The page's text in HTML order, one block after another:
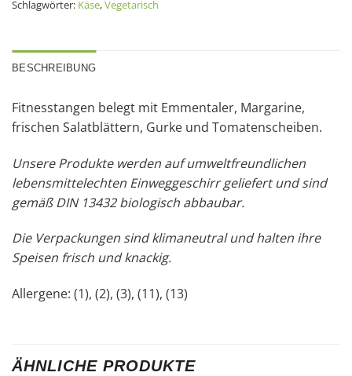
Schlagwörter: Käse,Vegetarisch
BESCHREIBUNG
Fitnesstangen belegt mit Emmentaler, Margarine,
frischen Salatblättern, Gurke und Tomatenscheiben.
Unsere Produkte werden auf umweltfreundlichen
lebensmittelechten Einweggeschirr geliefert und sind
gemäß DIN 13432 biologisch abbaubar.
Die Verpackungen sind klimaneutral und halten ihre
Speisen frisch und knackig.
Allergene: (1), (2), (3), (11), (13)
ÄHNLICHE PRODUKTE